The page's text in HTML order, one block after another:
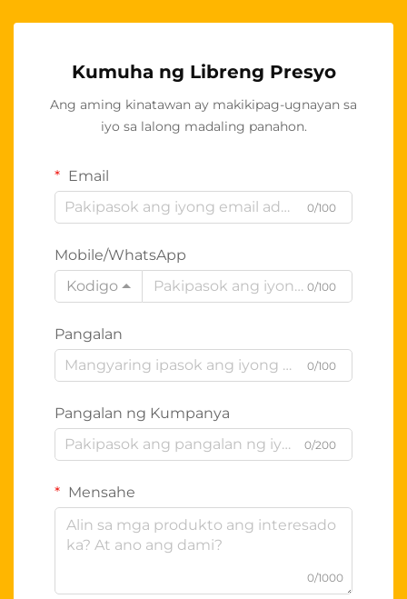
Kumuha ng Libreng Presyo
Ang aming kinatawan ay makikipag-ugnayan sa
iyo sa lalong madaling panahon.
Email
0/100
Mobile/WhatsApp
Kodigo
0/100
Pangalan
0/100
Pangalan ng Kumpanya
0/200
Mensahe
0/1000